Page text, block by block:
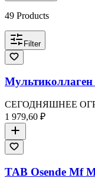
49 Products
Filter
Мультиколлаген
СЕГОДНЯШНЕЕ
1 979,60 ₽
TAB Osende Mf